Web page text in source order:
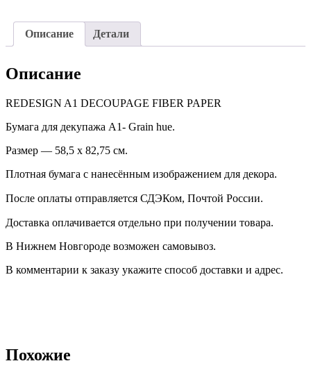
Описание Детали
Описание
REDESIGN A1 DECOUPAGE FIBER PAPER
Бумага для декупажа А1- Grain hue.
Размер — 58,5 х 82,75 см.
Плотная бумага с нанесённым изображением для декора.
После оплаты отправляется СДЭКом, Почтой России. ⠀
Доставка оплачивается отдельно при получении товара. ⠀
В Нижнем Новгороде возможен самовывоз.
В комментарии к заказу укажите способ доставки и адрес.
Похожие